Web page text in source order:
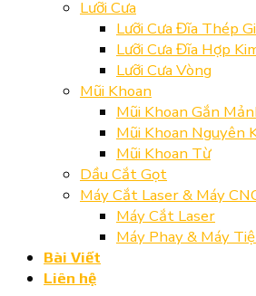
Lưỡi Cưa
Lưỡi Cưa Đĩa Thép
Lưỡi Cưa Đĩa Hợp
Lưỡi Cưa Vòng
Mũi Khoan
Mũi Khoan Gắn
Mũi Khoan Nguyên
Mũi Khoan Từ
Dầu Cắt Gọt
Máy Cắt Laser & Máy
Máy Cắt Laser
Máy Phay & Máy
Bài Viết
Liên hệ